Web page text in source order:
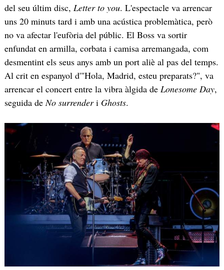
del seu últim disc, Letter to you. L'espectacle va arrencar
uns 20 minuts tard i amb una acústica problemàtica, però
no va afectar l'eufòria del públic. El Boss va sortir
enfundat en armilla, corbata i camisa arremangada, com
desmentint els seus anys amb un port aliè al pas del temps.
Al crit en espanyol d'"Hola, Madrid, esteu preparats?", va
arrencar el concert entre la vibra àlgida de Lonesome Day,
seguida deNo surrenderi Ghosts.